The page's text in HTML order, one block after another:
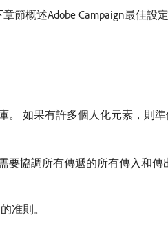
概述Adobe Campaign最佳設
如果有許多個人化元素，則
協調所有傳遞的所有傳入和傳
准則。